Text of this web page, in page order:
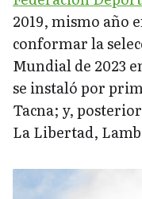
2019, mismo año
conformar la
Mundial de 2023
se instaló por
Tacna; y,
La Libertad,